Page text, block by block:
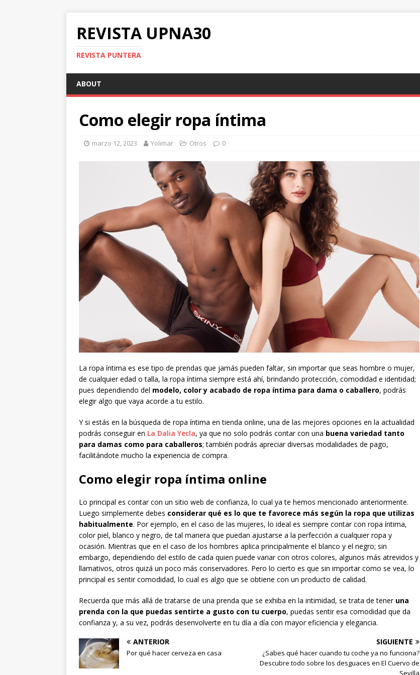
REVISTA UPNA30
REVISTA PUNTERA
ABOUT
Como elegir ropa íntima
marzo 12, 2023 Yolimar Otros 0
La ropa íntima es ese tipo de prendas que jamás pueden faltar, sin importar que seas hombre o mujer,
de cualquier edad o talla, la ropa íntima siempre está ahí, brindando protección, comodidad e identidad;
pues dependiendo del modelo, color y acabado de ropa íntima para dama o caballero, podrás
elegir algo que vaya acorde a tu estilo.
Y si estás en la búsqueda de ropa íntima en tienda online, una de las mejores opciones en la actualidad
podrás conseguir en La Dalia Yecla, ya que no solo podrás contar con una buena variedad tanto
para damas como para caballeros; también podrás apreciar diversas modalidades de pago,
facilitándote mucho la experiencia de compra.
Como elegir ropa íntima online
Lo principal es contar con un sitio web de confianza, lo cual ya te hemos mencionado anteriormente.
Luego simplemente debes considerar qué es lo que te favorece más según la ropa que utilizas
habitualmente. Por ejemplo, en el caso de las mujeres, lo ideal es siempre contar con ropa íntima,
color piel, blanco y negro, de tal manera que puedan ajustarse a la perfección a cualquier ropa y
ocasión. Mientras que en el caso de los hombres aplica principalmente el blanco y el negro; sin
embargo, dependiendo del estilo de cada quien puede variar con otros colores, algunos más atrevidos y
llamativos, otros quizá un poco más conservadores. Pero lo cierto es que sin importar como se vea, lo
principal es sentir comodidad, lo cual es algo que se obtiene con un producto de calidad.
Recuerda que más allá de tratarse de una prenda que se exhiba en la intimidad, se trata de teneruna
prenda con la que puedas sentirte a gusto con tu cuerpo, puedas sentir esa comodidad que da
confianza y, a su vez, podrás desenvolverte en tu día a día con mayor eficiencia y elegancia.
ANTERIOR
Por qué hacer cerveza en casa
SIGUIENTE
¿Sabes qué hacer cuando tu coche ya no funciona?
Descubre todo sobre los desguaces en El Cuervo de
Sevilla